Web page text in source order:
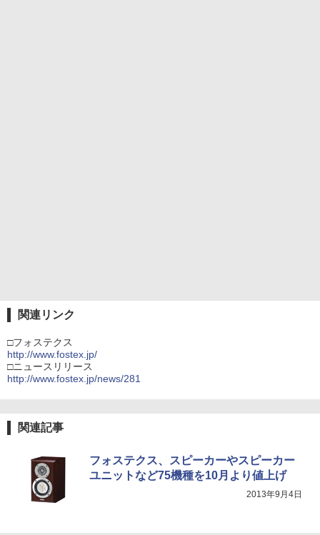
関連リンク
□フォステクス
http://www.fostex.jp/
□ニュースリリース
http://www.fostex.jp/news/281
関連記事
フォステクス、スピーカーやスピーカー
ユニットなど75機種を10月より値上げ
2013年9月4日